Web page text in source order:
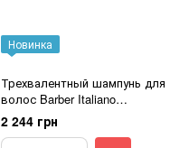
Новинка
Трехвалентный шампунь для
волос Barber Italiano
MICHELANGELO 1000ml без
коробки
2 244 грн